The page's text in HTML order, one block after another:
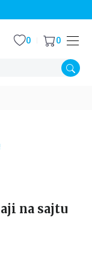
0 0
na sajtu